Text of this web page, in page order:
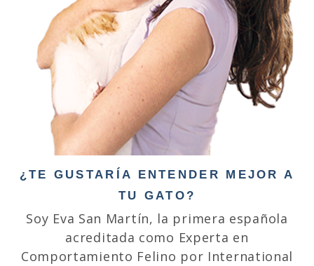
¿TE GUSTARÍA ENTENDER MEJOR A
TU GATO?
Soy Eva San Martín, la primera española
acreditada como Experta en
Comportamiento Felino por International